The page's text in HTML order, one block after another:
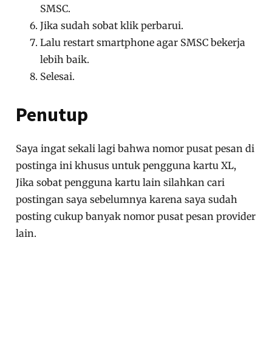
SMSC.
Jika sudah sobat klik perbarui.
Lalu restart smartphone agar SMSC bekerja
lebih baik.
Selesai.
Penutup
Saya ingat sekali lagi bahwa nomor pusat pesan di
postinga ini khusus untuk pengguna kartu XL,
Jika sobat pengguna kartu lain silahkan cari
postingan saya sebelumnya karena saya sudah
posting cukup banyak nomor pusat pesan provider
lain.